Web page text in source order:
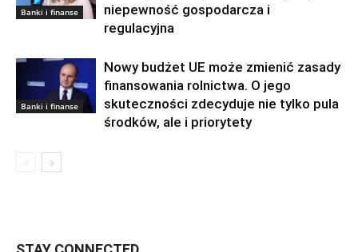
Banki i finanse
niepewność gospodarcza i
regulacyjna
Banki i finanse
Nowy budżet UE może zmienić zasady
finansowania rolnictwa. O jego
skuteczności zdecyduje nie tylko pula
środków, ale i priorytety